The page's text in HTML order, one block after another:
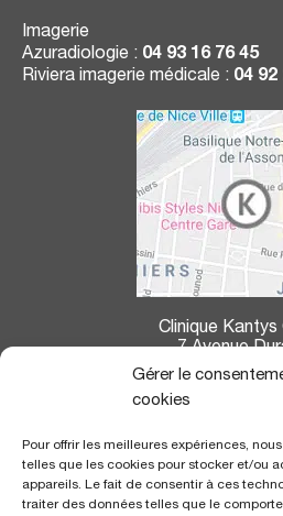
Gérer le
cookies
Pour offrir les meilleures expériences,
telles que les cookies pour stocker et/ou
appareils. Le fait de consentir à ces
traiter des données telles que le
Imagerie
Azuradiologie : 04 93 16 76 45
Riviera imagerie médicale : 04 92
Clinique Kantys
7 Avenue
06004
La clinique Kantys Centre se situe à :
7,2 kms de l’aéroportde Nice
350 m de la gareSNCF «Thiers»
700 m de la ligne du Tramway,